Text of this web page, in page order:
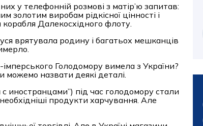
у телефонній розмові з матір’ю запитав:
золотим виробам рідкісної цінності і
Далекосхідного флоту.
врятувала родину і багатьох мешканців
Голодомору вимела з України?
назвати деякі деталі.
иностранцами”) під час голодомору стали
продукти харчування. Але